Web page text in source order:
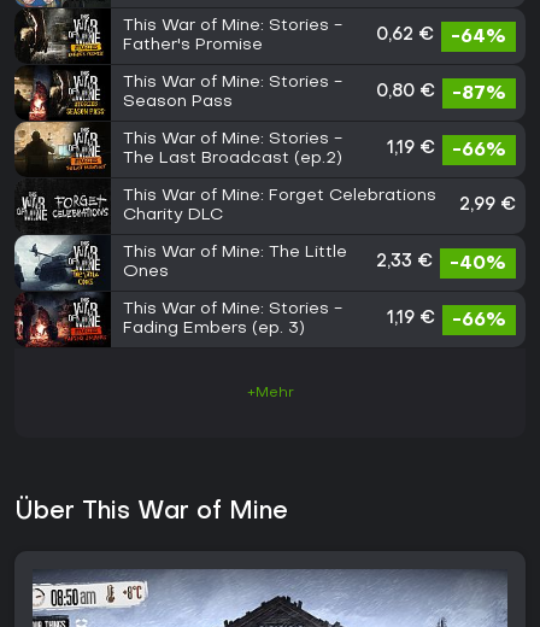
This War of Mine: Stories -
Father's Promise
0,62 € -64%
This War of Mine: Stories -
Season Pass
0,80 € -87%
This War of Mine: Stories -
The Last Broadcast (ep.2)
1,19 € -66%
This War of Mine: Forget Celebrations
Charity DLC
2,99 €
This War of Mine: The Little
Ones
2,33 € -40%
This War of Mine: Stories -
Fading Embers (ep. 3)
1,19 € -66%
+Mehr
Über This War of Mine